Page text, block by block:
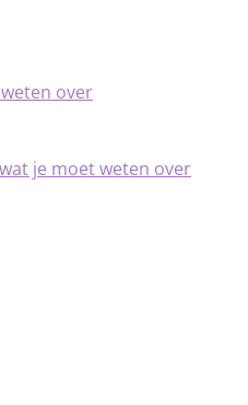
over
je moet weten over